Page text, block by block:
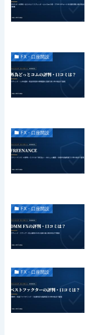
FX・口座開設
FX・口座開設
FX・口座開設
FX・口座開設